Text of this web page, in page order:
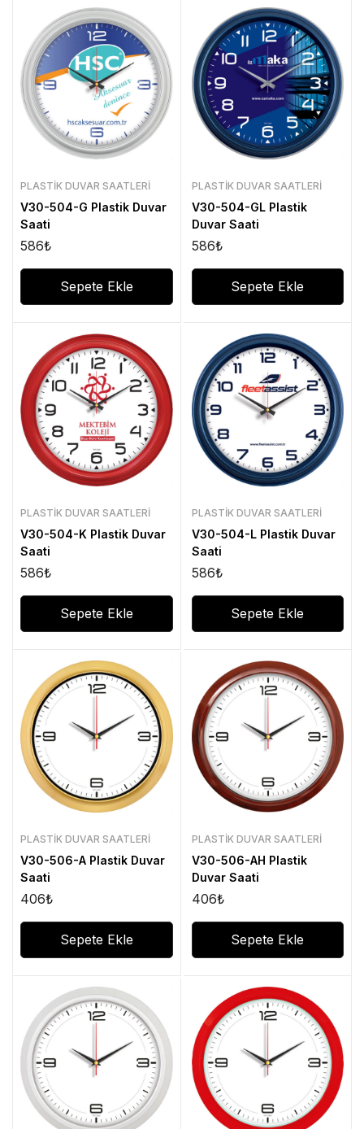
PLASTIK DUVAR SAATLERI
V30-504-G Plastik Duvar
Saati
586₺
Sepete Ekle
PLASTIK DUVAR SAATLERI
V30-504-GL Plastik
Duvar Saati
586₺
Sepete Ekle
PLASTIK DUVAR SAATLERI
V30-504-K Plastik Duvar
Saati
586₺
Sepete Ekle
PLASTIK DUVAR SAATLERI
V30-504-L Plastik Duvar
Saati
586₺
Sepete Ekle
PLASTIK DUVAR SAATLERI
V30-506-A Plastik Duvar
Saati
406₺
Sepete Ekle
PLASTIK DUVAR SAATLERI
V30-506-AH Plastik
Duvar Saati
406₺
Sepete Ekle